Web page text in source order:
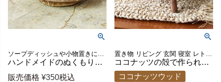
ソープディッシュや小物置きに使えるバリ島のアジアントレイ
ハンドメイドのぬくもりあるココナッツ殻のソープディッシュ 約W9.5×D7.5×H2.5cm [10431]
販売価格 ¥350税込
置き物 リビング 玄関 寝室 レトロ モダン アジアンインテリア リゾートホテル サロン 店舗ディスプレイ かわいい 南国 ヤシの実 椰子 ハンドメイド 手作り プレゼント 贈り物 ギフト
ココナッツの殻で作られたデコレーションボウル ウッド脚付き 約W12×D11×H10cm [10360]
ココナッツウッド